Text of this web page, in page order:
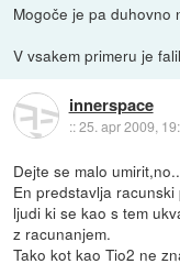
Mogoče je pa duhovno
V vsakem primeru je
innerspace
::25. apr 2009,
Dejte se malo
En predstavlja
ljudi ki se kao s tem
z racunanjem.
Tako kot kao Tio2 ne